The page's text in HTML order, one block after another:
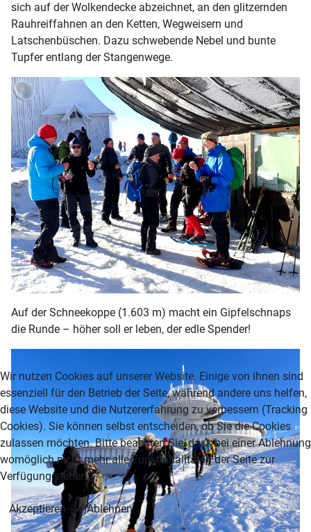
sich auf der Wolkendecke abzeichnet, an den glitzernden
Rauhreiffahnen an den Ketten, Wegweisern und
Latschenbüschen. Dazu schwebende Nebel und bunte
Tupfer entlang der Stangenwege.
Auf der Schneekoppe (1.603 m) macht ein Gipfelschnaps
die Runde – höher soll er leben, der edle Spender!
Wir nutzen Cookies auf unserer Website. Einige von ihnen sind
essenziell für den Betrieb der Seite, während andere uns helfen,
diese Website und die Nutzererfahrung zu verbessern (Tracking
Cookies). Sie können selbst entscheiden, ob Sie die Cookies
zulassen möchten. Bitte beachten Sie, dass bei einer Ablehnung
womöglich nicht mehr alle Funktionalitäten der Seite zur
Verfügung stehen.
Akzeptieren Ablehnen